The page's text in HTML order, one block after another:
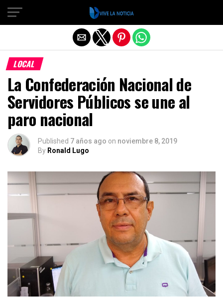
LOCAL
La Confederación Nacional de
Servidores Públicos se une al
paro nacional
Published 7 años ago on noviembre 8, 2019
By Ronald Lugo
Salir de la versión móvil